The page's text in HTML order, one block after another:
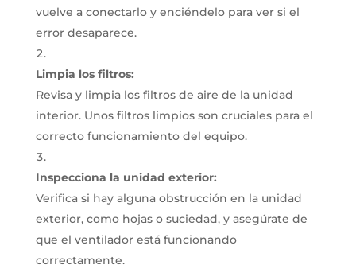
vuelve a conectarlo y enciéndelo para ver si el
error desaparece.
Limpia los filtros:
Revisa y limpia los filtros de aire de la unidad
interior. Unos filtros limpios son cruciales para el
correcto funcionamiento del equipo.
Inspecciona la unidad exterior:
Verifica si hay alguna obstrucción en la unidad
exterior, como hojas o suciedad, y asegúrate de
que el ventilador está funcionando
correctamente.